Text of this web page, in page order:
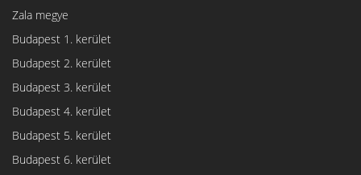
Zala megye
Budapest 1. kerület
Budapest 2. kerület
Budapest 3. kerület
Budapest 4. kerület
Budapest 5. kerület
Budapest 6. kerület